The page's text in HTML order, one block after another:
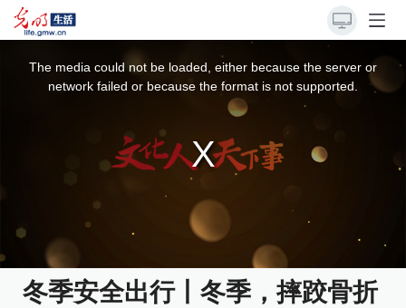
The media could not be loaded, either because the server or
network failed or because the format is not supported.
冬季安全出行丨冬季，摔跤骨折